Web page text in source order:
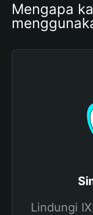
Mengapa
Lindungi